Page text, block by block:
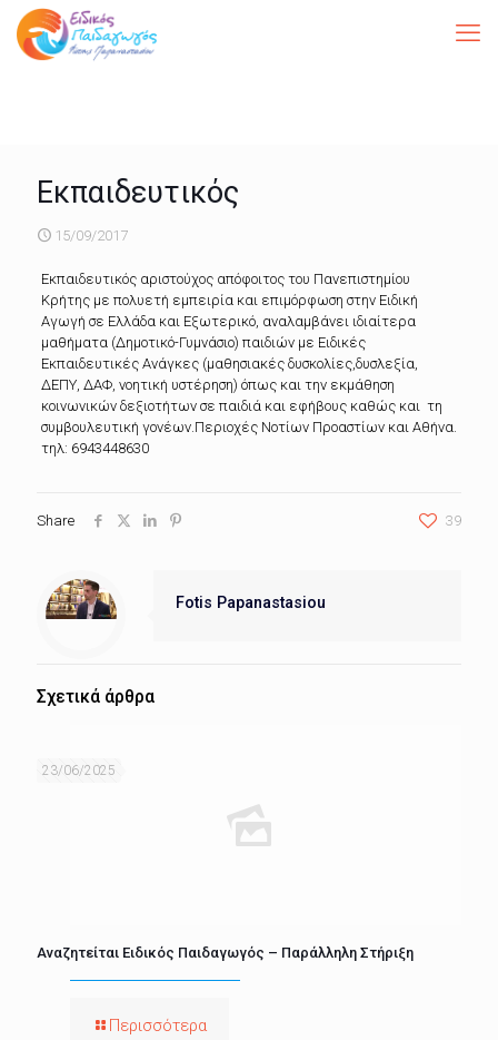
Εκπαιδευτικός
15/09/2017
Εκπαιδευτικός αριστούχος απόφοιτος του Πανεπιστημίου
Κρήτης με πολυετή εμπειρία και επιμόρφωση στην Ειδική
Αγωγή σε Ελλάδα και Εξωτερικό, αναλαμβάνει ιδιαίτερα
μαθήματα (Δημοτικό-Γυμνάσιο) παιδιών με Ειδικές
Εκπαιδευτικές Ανάγκες (μαθησιακές δυσκολίες,δυσλεξία,
ΔΕΠΥ, ΔΑΦ, νοητική υστέρηση) όπως και την εκμάθηση
κοινωνικών δεξιοτήτων σε παιδιά και εφήβους καθώς και τη
συμβουλευτική γονέων.Περιοχές Νοτίων Προαστίων και Αθήνα.
τηλ: 6943448630
Share 39
Fotis Papanastasiou
Σχετικά άρθρα
23/06/2025
Αναζητείται Ειδικός Παιδαγωγός – Παράλληλη Στήριξη
Περισσότερα